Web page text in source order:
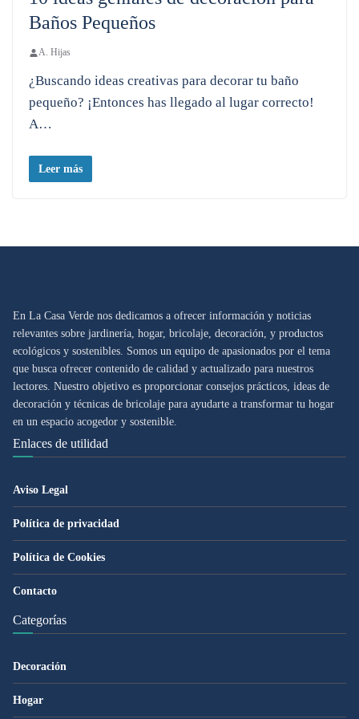
Baños Pequeños
A. Hijas
¿Buscando ideas creativas para decorar tu baño
pequeño? ¡Entonces has llegado al lugar correcto!
A…
Leer más
En La Casa Verde nos dedicamos a ofrecer información y noticias
relevantes sobre jardinería, hogar, bricolaje, decoración, y productos
ecológicos y sostenibles. Somos un equipo de apasionados por el tema
que busca ofrecer contenido de calidad y actualizado para nuestros
lectores. Nuestro objetivo es proporcionar consejos prácticos, ideas de
decoración y técnicas de bricolaje para ayudarte a transformar tu hogar
en un espacio acogedor y sostenible.
Enlaces de utilidad
Aviso Legal
Política de privacidad
Política de Cookies
Contacto
Categorías
Decoración
Hogar